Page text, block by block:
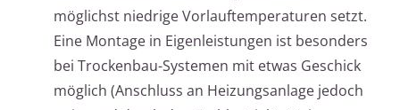
möglichst niedrige Vorlauftemperaturen setzt.
Eine Montage in Eigenleistungen ist besonders
bei Trockenbau-Systemen mit etwas Geschick
möglich (Anschluss an Heizungsanlage jedoch